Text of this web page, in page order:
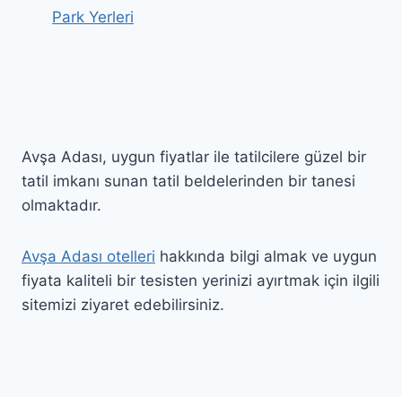
Park Yerleri
Avşa Adası, uygun fiyatlar ile tatilcilere güzel bir
tatil imkanı sunan tatil beldelerinden bir tanesi
olmaktadır.
Avşa Adası otelleri hakkında bilgi almak ve uygun
fiyata kaliteli bir tesisten yerinizi ayırtmak için ilgili
sitemizi ziyaret edebilirsiniz.